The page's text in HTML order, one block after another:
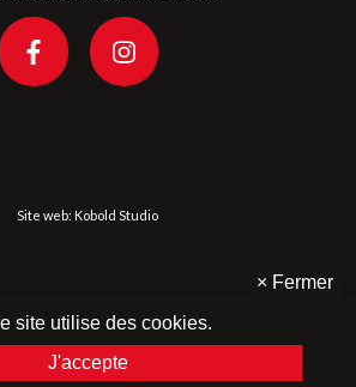
Site web: Kobold Studio
site utilise des cookies.
J'accepte
× Fermer